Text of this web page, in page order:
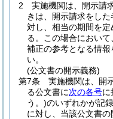
2
実施機関は、開示請
きは、開示請求をした
対し、相当の期間を
る。
この場合において
補正の参考となる情
い。
(公文書の開示義務)
第7条
実施機関は、開
る公文書に次の各号に
う。)のいずれかが記
に対し、当該公文書の